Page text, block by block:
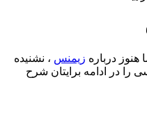
هنوز درباره زیمنس ، نشنیده
را در ادامه برایتان شرح